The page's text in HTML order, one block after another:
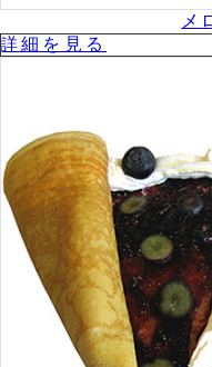
メ
詳細を⾒る